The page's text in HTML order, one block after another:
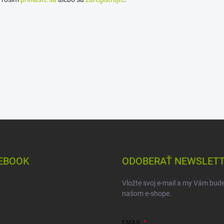
ODOBERAŤ
Vložte svoj e-mail a my Vám
našom e-shope.
EMAIL